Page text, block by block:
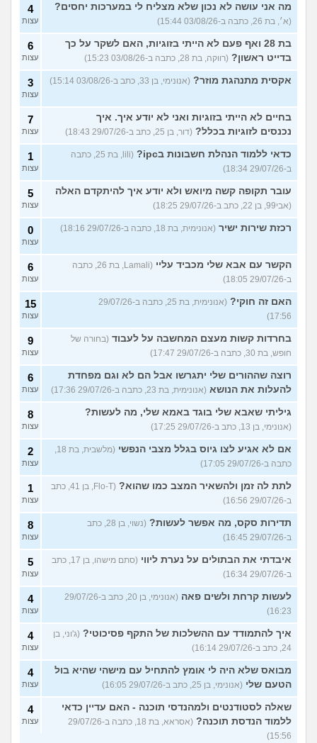
מה אני עושה לא נכון שלא מצליח לי במערכות יחסים?
(א׳, בת 26, כתבה ב-03/08/26 15:44)
4
עצות
בת 28 ואף פעם לא הייתי בזוגיות, האם לשקר על כך
בדייט ראשון? (רווקה, בת 28, כתבה ב-03/08/26 15:23)
6
עצות
אקסית מתנהגת מוזר? (אנונימי, בן 33, כתב ב-03/08/26 15:14) 3
עצות
בחיים לא הייתי בזוגיות ואני לא יודע איך. איך
נכנסים לזוגיות בכלל? (דור, בן 25, כתב ב-29/07/26 18:43)
7
עצות
כדאי ללמוד הנהלת חשבונות בipc?
(lili, בת 25, כתבה
ב-29/07/26 18:34)
1
עצות
עובר תקופה קשה מיואש ולא יודע איך להיתקדם האלה
(אבי99, בן 22, כתב ב-29/07/26 18:25)
5
עצות
רכזת שירות ישיר (אנונימית, בת 18, כתבה ב-29/07/26 18:16) 0
עצות
הקשר עם אבא שלי מכביד עליי
(Lamali, בת 26, כתבה
ב-29/07/26 18:05)
6
עצות
האם זה חוקי?
(אנונימית, בת 25, כתבה ב-29/07/26
17:56)
15
עצות
בחרדות קשות מעצם המחשבה על לעבוד (בחורה של
חופש, בת 30, כתבה ב-29/07/26 17:47)
9
עצות
רוצה שההורים שלי יתגרשו אבל הם לא וגם מפחדת
להעלות את הנושא (אנונימית, בת 23, כתבה ב-29/07/26 17:36)
6
עצות
גיליתי שאבא שלי בוגד באמא שלי, מה לעשות?
(אנונימי, בן 13, כתב ב-29/07/26 17:25)
8
עצות
אם לא אגיע לצו גיוס בגלל מצבי הנפשי
כתבה ב-29/07/26 17:05)
2
עצות
לתת לה זמן ולהשאיר המצב כמו שהוא?
(Flo-T, בן 41, כתב
ב-29/07/26 16:56)
1
עצות
תדירות סקס, מה אפשר לעשות?
(נשוי, בן 28, כתב
ב-29/07/26 16:45)
8
עצות
איבדתי את הבתולים על נערת ליווי
(סתם מישהו, בן 17, כתב
ב-29/07/26 16:34)
5
עצות
לעשות קרחת ולשים פאה
(אנונימי, בן 20, כתב ב-29/07/26
16:23)
4
עצות
איך להתמודד עם ההשלכות של התקף פסיכוטי? (ג'וני, בן
24, כתב ב-29/07/26 16:14)
4
עצות
מבואס שלא היה לי אומץ להתחיל עם מישהי שהיא בול
הטעם שלי (אנונימי, בן 25, כתב ב-29/07/26 16:05)
4
עצות
שאלה לסטודנטים ולמהנדסי תוכנה - האם עדיין כדאי
ללמוד הנדסת תוכנה?
(אסראא, בת 18, כתבה ב-29/07/26
15:56)
4
עצות